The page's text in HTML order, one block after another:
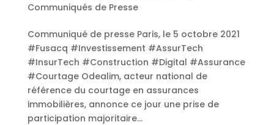
Communiqués de Presse
Communiqué de presse Paris, le 5 octobre 2021
#Fusacq #Investissement #AssurTech
#InsurTech #Construction #Digital #Assurance
#Courtage Odealim, acteur national de
référence du courtage en assurances
immobilières, annonce ce jour une prise de
participation majoritaire...